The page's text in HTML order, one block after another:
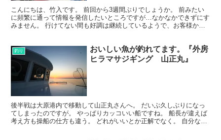
こんにちは、竹入です。 前回から3週間ぶりでしょうか。 前みたい
に頻繁に通って情報を発信したいところですが…なかなかできずにす
みません。 行けてない間も好調は継続しているようで、お客様から
釣り
おいしい魚が釣れてます。『外房
ヒラマサジギング 山正丸』
後半戦は大原港内で移動して山正丸さんへ。 だいぶ久しぶりになっ
てしまったのですが。 やっぱりカッコいい船ですね。 船長が違えば
考え方も操船の仕方も違う。 どれがいいとか正解でなく。 自分なり